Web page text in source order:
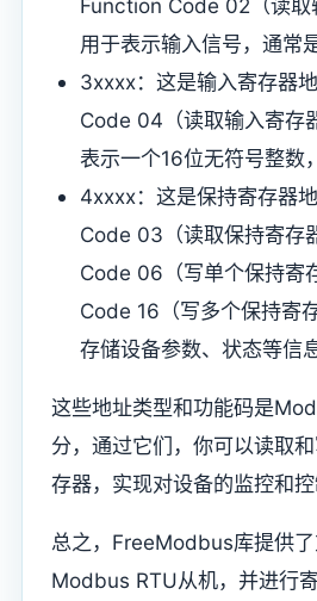
Function Code 02（读取
用于表示输入信号，通常
3xxxx：这是输入寄存器
Code 04（读取输入寄存
表示一个16位无符号整数
4xxxx：这是保持寄存器
Code 03（读取保持寄存
Code 06（写单个保持寄
Code 16（写多个保持寄
存储设备参数、状态等信
这些地址类型和功能码是
分，通过它们，你可以读取
存器，实现对设备的监控和控
总之，FreeModbus库提供
Modbus RTU从机，并进行